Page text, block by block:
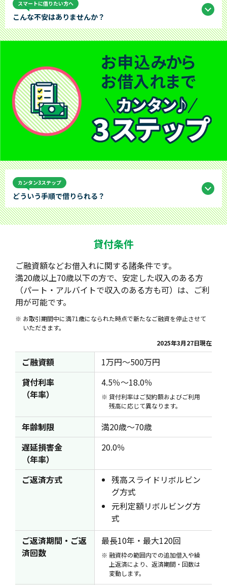
スマートに借りたい方へ
こんな不安はありませんか？
カンタン3ステップ
どういう手順で借りられる？
貸付条件
ご融資額などお借入れに関する諸条件です。
満20歳以上70歳以下の方で、安定した収入のある方
（パート・アルバイトで収入のある方も可）は、ご利
用が可能です。
お取引期間中に満71歳になられた時点で新たなご融資を停止させて
いただきます。
2025年3月27日現在
ご融資額
1万円～500万円
貸付利率
（年率）
4.5％～18.0％
貸付利率はご契約額およびご利用
残高に応じて異なります。
年齢制限
満20歳～70歳
遅延損害金
（年率）
20.0％
ご返済方式
残高スライドリボルビン
グ方式
元利定額リボルビング方
式
ご返済期間・ご返
済回数
最長10年・最大120回
融資枠の範囲内での追加借入や繰
上返済により、返済期間・回数は
変動します。